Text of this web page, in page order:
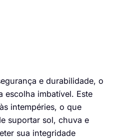
e durabilidade, o
escolha imbatível. Este
intempéries, o que
suportar sol, chuva e
sua integridade